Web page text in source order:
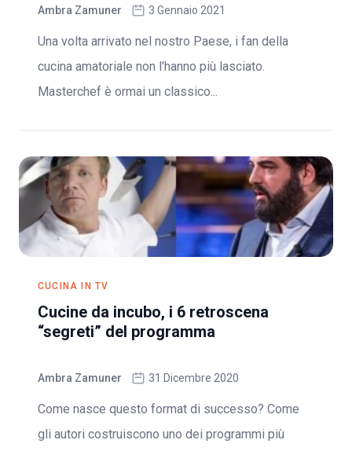
Ambra Zamuner 3 Gennaio 2021
Una volta arrivato nel nostro Paese, i fan della
cucina amatoriale non l'hanno più lasciato.
Masterchef è ormai un classico...
CUCINA IN TV
Cucine da incubo, i 6 retroscena
“segreti” del programma
Ambra Zamuner 31 Dicembre 2020
Come nasce questo format di successo? Come
gli autori costruiscono uno dei programmi più